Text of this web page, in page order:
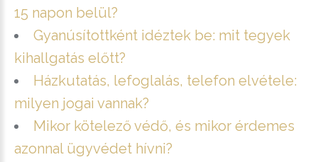
15 napon belül?
Gyanúsítottként idéztek be: mit tegyek
kihallgatás előtt?
Házkutatás, lefoglalás, telefon elvétele:
milyen jogai vannak?
Mikor kötelező védő, és mikor érdemes
azonnal ügyvédet hívni?